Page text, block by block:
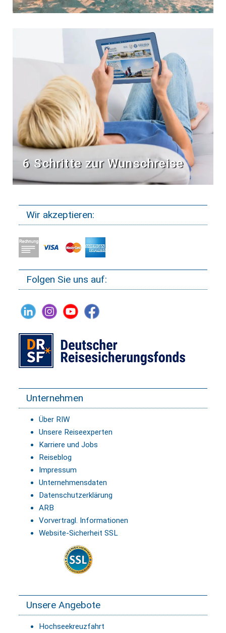
6 Schritte zur Wunschreise
Wir akzeptieren:
Folgen Sie uns auf:
Unternehmen
Über RIW
Unsere Reiseexperten
Karriere und Jobs
Reiseblog
Impressum
Unternehmensdaten
Datenschutzerklärung
ARB
Vorvertragl. Informationen
Website-Sicherheit SSL
Unsere Angebote
Hochseekreuzfahrt